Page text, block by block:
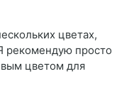
цветах,
рекомендую просто
цветом для